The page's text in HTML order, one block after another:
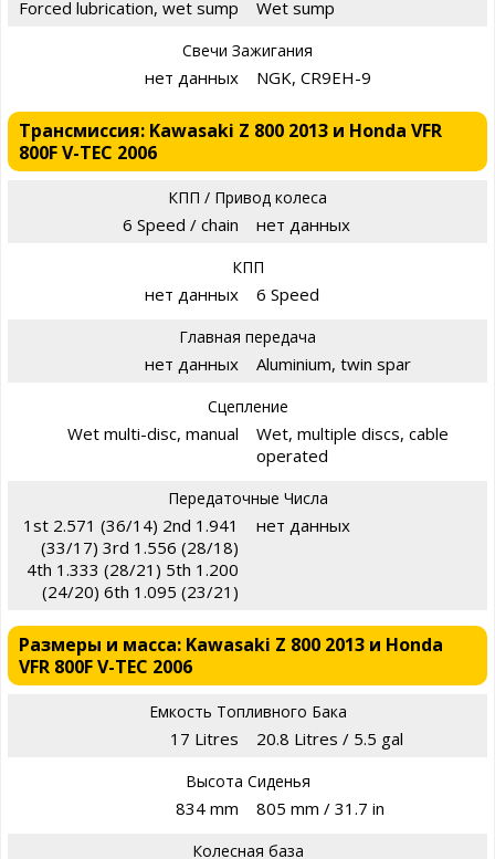
Forced lubrication, wet sump Wet sump
Свечи Зажигания
нет данных NGK, CR9EH-9
Трансмиссия: Kawasaki Z 800 2013 и Honda VFR
800F V-TEC 2006
КПП / Привод колеса
6 Speed / chain нет данных
КПП
нет данных 6 Speed
Главная передача
нет данных Aluminium, twin spar
Сцепление
Wet multi-disc, manual
Wet, multiple discs, cable
operated
Передаточные Числа
1st 2.571 (36/14) 2nd 1.941
(33/17) 3rd 1.556 (28/18)
4th 1.333 (28/21) 5th 1.200
(24/20) 6th 1.095 (23/21)
нет данных
Размеры и масса: Kawasaki Z 800 2013 и Honda
VFR 800F V-TEC 2006
Емкость Топливного Бака
17 Litres 20.8 Litres / 5.5 gal
Высота Сиденья
834 mm 805 mm / 31.7 in
Колесная база